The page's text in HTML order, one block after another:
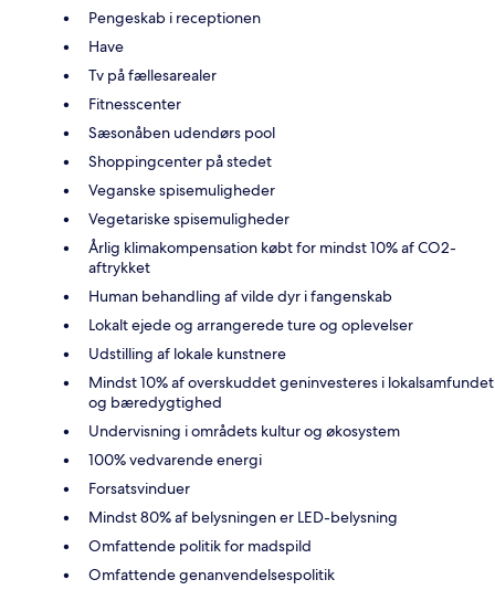
Pengeskab i receptionen
Have
Tv på fællesarealer
Fitnesscenter
Sæsonåben udendørs pool
Shoppingcenter på stedet
Veganske spisemuligheder
Vegetariske spisemuligheder
Årlig klimakompensation købt for mindst 10% af CO2-
aftrykket
Human behandling af vilde dyr i fangenskab
Lokalt ejede og arrangerede ture og oplevelser
Udstilling af lokale kunstnere
Mindst 10% af overskuddet geninvesteres i lokalsamfundet
og bæredygtighed
Undervisning i områdets kultur og økosystem
100% vedvarende energi
Forsatsvinduer
Mindst 80% af belysningen er LED-belysning
Omfattende politik for madspild
Omfattende genanvendelsespolitik